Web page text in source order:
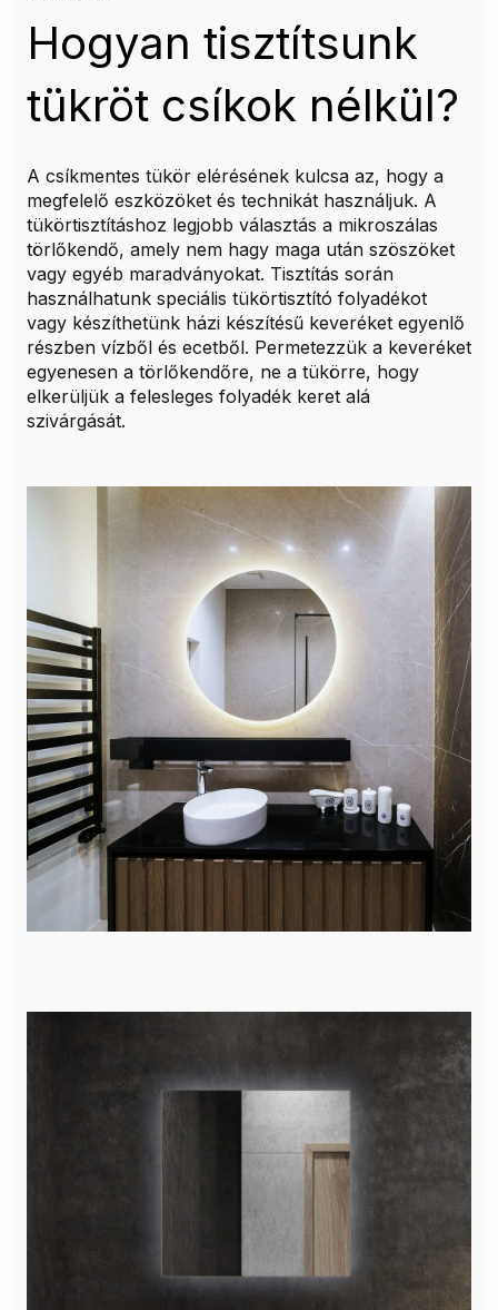
Hogyan tisztítsunk
tükröt csíkok nélkül?
A csíkmentes tükör elérésének kulcsa az, hogy a
megfelelő eszközöket és technikát használjuk. A
tükörtisztításhoz legjobb választás a mikroszálas
törlőkendő, amely nem hagy maga után szöszöket
vagy egyéb maradványokat. Tisztítás során
használhatunk speciális tükörtisztító folyadékot
vagy készíthetünk házi készítésű keveréket egyenlő
részben vízből és ecetből. Permetezzük a keveréket
egyenesen a törlőkendőre, ne a tükörre, hogy
elkerüljük a felesleges folyadék keret alá
szivárgását.